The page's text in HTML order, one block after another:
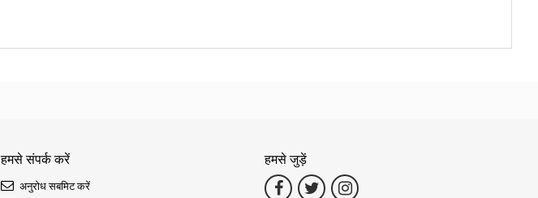
हमसे संपर्क करें
अनुरोध सबमिट करें
हमसे जुड़ें